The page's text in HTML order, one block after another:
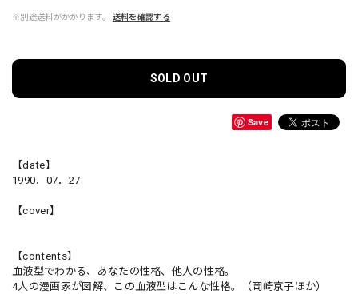
※別途送料がかかります。 送料を確認する
SOLD OUT
Save
【date】
1990．07．27
【cover】
【contents】
血液型でわかる、あなたの性格、他人の性格。
4人の漫画家が図解、この血液型はこんな性格。（岡崎京子ほか）